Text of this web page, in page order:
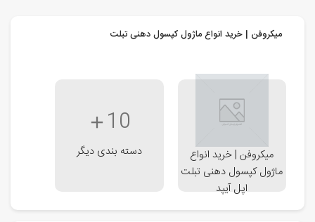
میکروفن | خرید انواع ماژول کپسول دهنی تبلت
میکروفن | خرید انواع
ماژول کپسول دهنی تبلت
اپل آیپد
10
دسته بندی دیگر